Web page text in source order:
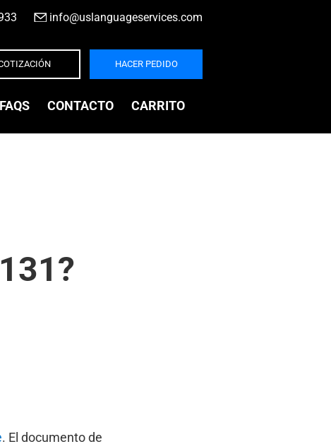
info@uslanguageservices.com
HACER PEDIDO
FAQS CONTACTO CARRITO
. El documento de